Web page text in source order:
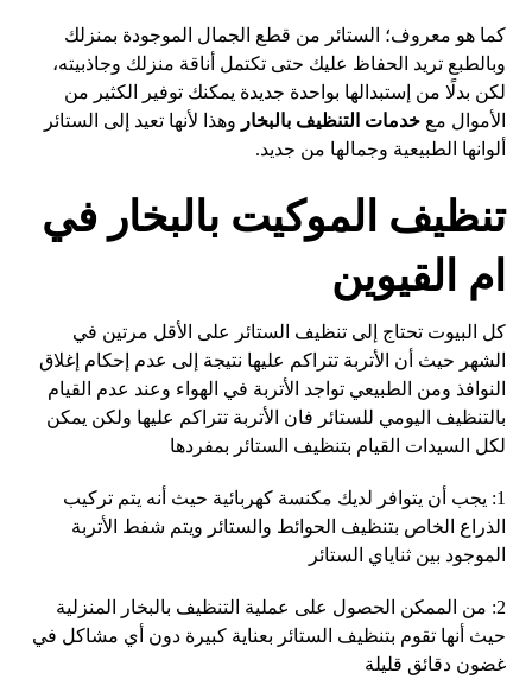
كما هو معروف؛ الستائر من قطع الجمال الموجودة بمنزلك
وبالطبع تريد الحفاظ عليك حتى تكتمل أناقة منزلك وجاذبيته،
لكن بدلًا من إستبدالها بواحدة جديدة يمكنك توفير الكثير من
الأموال معخدمات التنظيف بالبخار وهذا لأنها تعيد إلى الستائر
ألوانها الطبيعية وجمالها من جديد.
تنظيف الموكيت بالبخار في
ام القيوين
كل البيوت تحتاج إلى تنظيف الستائر على الأقل مرتين في
الشهر حيث أن الأتربة تتراكم عليها نتيجة إلى عدم إحكام إغلاق
النوافذ ومن الطبيعي تواجد الأتربة في الهواء وعند عدم القيام
بالتنظيف اليومي للستائر فان الأتربة تتراكم عليها ولكن يمكن
لكل السيدات القيام بتنظيف الستائر بمفردها
1: يجب أن يتوافر لديك مكنسة كهربائية حيث أنه يتم تركيب
الذراع الخاص بتنظيف الحوائط والستائر ويتم شفط الأتربة
الموجود بين ثناياي الستائر
2: من الممكن الحصول على عملية التنظيف بالبخار المنزلية
حيث أنها تقوم بتنظيف الستائر بعناية كبيرة دون أي مشاكل في
غضون دقائق قليلة